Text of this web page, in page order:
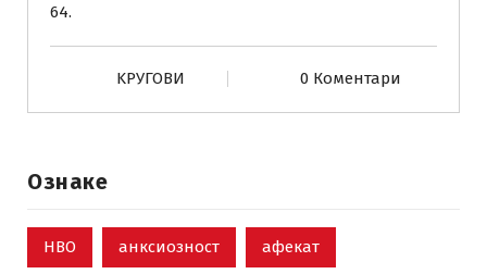
64.
KРУГОВИ 0 Коментари
Ознаке
НВО анксиозност афекат